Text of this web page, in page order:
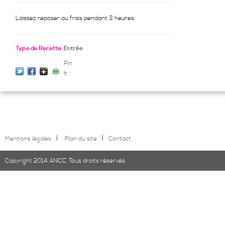
Laissez reposer au frais pendant 3 heures.
Type de Recette:Entrée
Pin
It
Mentions légales l Plan du site l Contact
Copyright 2014 ANICC. Tous droits réservés.